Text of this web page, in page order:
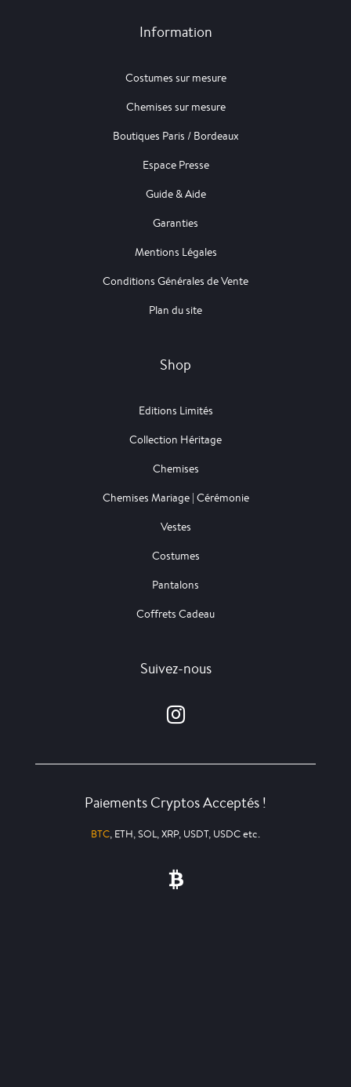
Information
Costumes sur mesure
Chemises sur mesure
Boutiques Paris / Bordeaux
Espace Presse
Guide & Aide
Garanties
Mentions Légales
Conditions Générales de Vente
Plan du site
Shop
Editions Limités
Collection Héritage
Chemises
Chemises Mariage | Cérémonie
Vestes
Costumes
Pantalons
Coffrets Cadeau
Suivez-nous
Paiements Cryptos Acceptés !
BTC, ETH, SOL, XRP, USDT, USDC etc.